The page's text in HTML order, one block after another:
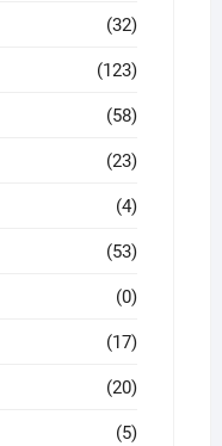
(32)
(123)
(58)
(23)
(4)
(53)
(0)
(17)
(20)
(5)